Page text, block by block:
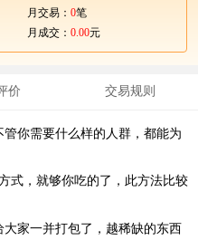
月交易： 0笔
月成交： 0.00元
价 交易规则
你需要什么样的人群，都能为
式，就够你吃的了，此方法比较
家一并打包了，越稀缺的东西